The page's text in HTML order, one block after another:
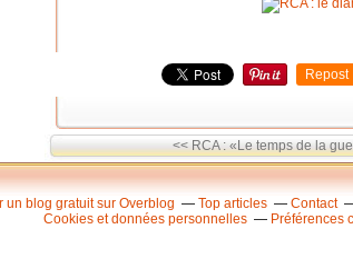
Repost
<< RCA : «Le temps de la
un blog gratuit sur Overblog Top articles Contact
Cookies et données personnelles
Préférences